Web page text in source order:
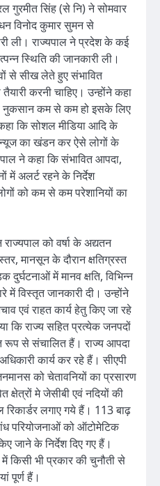
गुरमीत सिंह (से नि) ने सोमवार
विनोद कुमार सुमन से
ली। राज्यपाल ने प्रदेश के कई
स्थिति की जानकारी ली।
से सीख लेते हुए संभावित
करनी चाहिए। उन्होंने कहा
नुकसान कम से कम हो इसके लिए
कि सोशल मीडिया आदि के
का खंडन कर ऐसे लोगों के
ने कहा कि संभावित आपदा,
अलर्ट रहने के निर्देश
को कम से कम परेशानियों का
को वर्षा के अद्यतन
मानसून के दौरान क्षतिग्रस्त
में मानव क्षति, विभिन्न
विस्तृत जानकारी दी। उन्होंने
एवं राहत कार्य हेतु किए जा रहे
कि राज्य सहित प्रत्येक जनपदों
रूप से संचालित हैं। राज्य आपदा
कार्य कर रहे हैं। सीएपी
को चेतावनियों का प्रसारण
मे जेसीबी एवं नदियों की
लगाए गये हैं। 113 बाढ़
परियोजनाओं को ऑटोमेटिक
जाने के निर्देश दिए गए हैं।
किसी भी प्रकार की चुनौती से
पूर्ण हैं।